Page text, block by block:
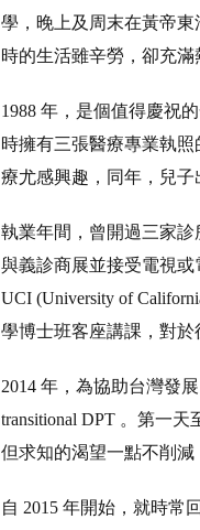
學，晚上及周末在黃帝東
時的生活雖辛勞，卻充滿
1988 年，是個值得慶祝
時擁有三張醫療專業執
療尤感興趣，同年，兒子
執業年間，曾開過三家
與義診商展並接受電視或
UCI (University of
學博士班客座講課，對於
2014 年，為協助台灣發
transitional DPT 。第一
但求知的渴望一點不削減
自 2015 年開始，就時常